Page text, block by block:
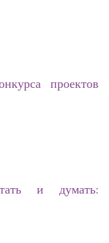
проектов
и думать: